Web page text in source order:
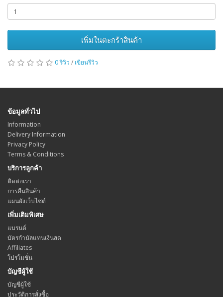
เพิ่มในตะกร้าสินค้า
0 รีวิว / เขียนรีวิว
ข้อมูลทั่วไป
Information
Delivery Information
Privacy Policy
Terms & Conditions
บริการลูกค้า
ติดต่อเรา
การคืนสินค้า
แผนผังเว็บไซต์
เพิ่มเติมพิเศษ
แบรนด์
บัตรกำนัลแทนเงินสด
Affiliates
โปรโมชั่น
บัญชีผู้ใช้
บัญชีผู้ใช้
ประวัติการสั่งซื้อ